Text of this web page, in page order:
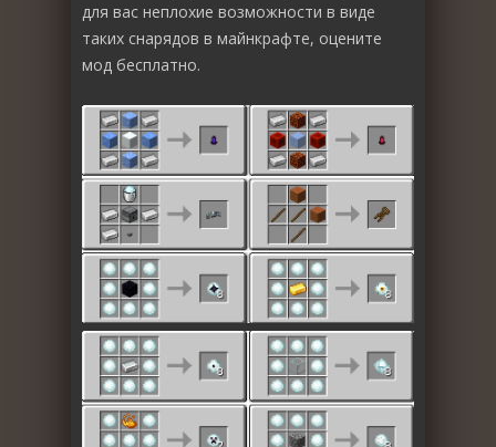
для вас неплохие возможности в виде
таких снарядов в майнкрафте, оцените
мод бесплатно.